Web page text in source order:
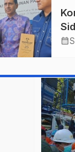
calendar_month